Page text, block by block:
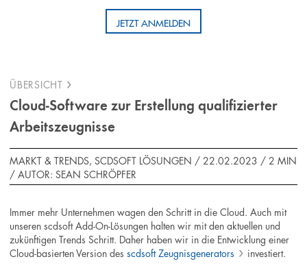
JETZT ANMELDEN
ÜBERSICHT
Cloud-Software zur Erstellung qualifizierter
Arbeitszeugnisse
MARKT & TRENDS, SCDSOFT LÖSUNGEN / 22.02.2023 / 2 MIN
/AUTOR: SEAN SCHRÖPFER
Immer mehr Unternehmen wagen den Schritt in die Cloud. Auch mit
unseren scdsoft Add-On-Lösungen halten wir mit den aktuellen und
zukünftigen Trends Schritt. Daher haben wir in die Entwicklung einer
Cloud-basierten Version desscdsoft Zeugnisgenerators
investiert.